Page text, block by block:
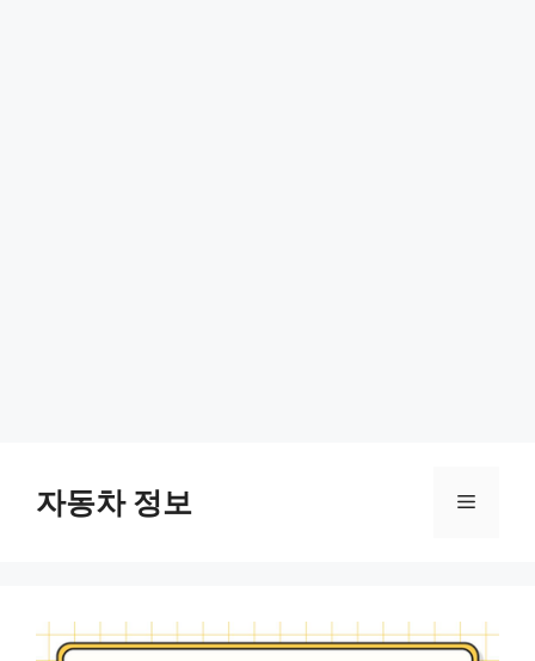
content자동차 정보 Menu